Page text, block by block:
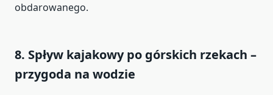
obdarowanego.
8. Spływ kajakowy po górskich rzekach –
przygoda na wodzie